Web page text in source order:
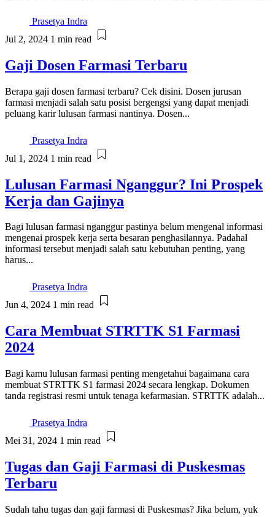
Prasetya Indra
Jul 2, 2024 1 min read
Gaji Dosen Farmasi Terbaru
Berapa gaji dosen farmasi terbaru? Cek disini. Dosen jurusan
farmasi menjadi salah satu posisi bergengsi yang dapat menjadi
peluang karir lulusan farmasi nantinya. Dosen...
Prasetya Indra
Jul 1, 2024 1 min read
Lulusan Farmasi Nganggur? Ini Prospek
Kerja dan Gajinya
Bagi lulusan farmasi nganggur pastinya belum mengenal informasi
mengenai prospek kerja serta besaran penghasilannya. Padahal
informasi tersebut menjadi salah satu kebutuhan penting, yang
harus...
Prasetya Indra
Jun 4, 2024 1 min read
Cara Membuat STRTTK S1 Farmasi
2024
Bagi kamu lulusan farmasi penting mengetahui bagaimana cara
membuat STRTTK S1 farmasi 2024 secara lengkap. Dokumen
tanda registrasi resmi untuk tenaga kefarmasian. STRTTK adalah...
Prasetya Indra
Mei 31, 2024 1 min read
Tugas dan Gaji Farmasi di Puskesmas
Terbaru
Sudah tahu tugas dan gaji farmasi di Puskesmas? Jika belum, yuk